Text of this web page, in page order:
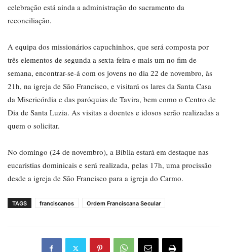
celebração está ainda a administração do sacramento da
reconciliação.
A equipa dos missionários capuchinhos, que será composta por
três elementos de segunda a sexta-feira e mais um no fim de
semana, encontrar-se-á com os jovens no dia 22 de novembro, às
21h, na igreja de São Francisco, e visitará os lares da Santa Casa
da Misericórdia e das paróquias de Tavira, bem como o Centro de
Dia de Santa Luzia. As visitas a doentes e idosos serão realizadas a
quem o solicitar.
No domingo (24 de novembro), a Bíblia estará em destaque nas
eucaristias dominicais e será realizada, pelas 17h, uma procissão
desde a igreja de São Francisco para a igreja do Carmo.
TAGS franciscanos Ordem Franciscana Secular